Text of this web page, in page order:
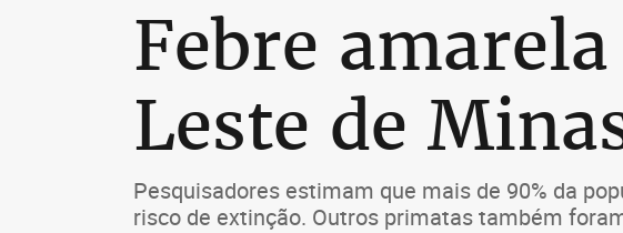
Febre
Leste de
Pesquisadores estimam que mais de 90% da
risco de extinção. Outros primatas também